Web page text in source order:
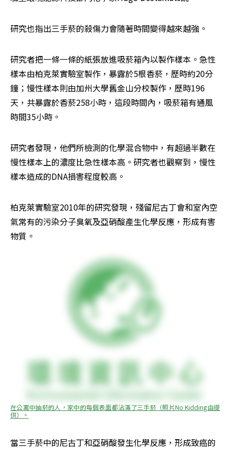
研究也指出三手菸的殺傷力會隨著時間變得越來越強。
研究者把一條一條的紙張放進吸菸箱內以製作樣本。急性
樣本由柏克萊實驗室製作，暴露於5根香菸，歷時約20分
鐘；慢性樣本則由加州大學舊金山分校製作，歷時196
天，共暴露於香菸258小時，這段時間內，吸菸箱有通風
時間35小時。
研究者發現，他們所檢測的化學混合物中，有超過半數在
慢性樣本上的濃度比急性樣本高。研究者也觀察到，慢性
樣本造成的DNA損害程度較高。
柏克萊實驗室2010年的研究發現，殘留尼古丁會和室內空
氣常有的污染分子臭氧及亞硝酸產生化學反應，形成有害
物質。
在公寓中抽菸的人，家中的每個表面都沾滿了三手菸（照片No Kidding由提
供）。
當三手菸中的尼古丁和亞硝酸發生化學反應，形成致癌的